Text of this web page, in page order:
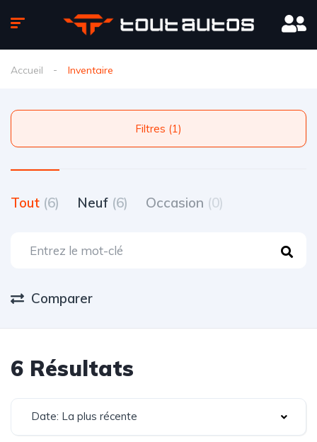
Accueil Inventaire
Filtres (1)
Tout (6) Neuf (6) Occasion (0)
Comparer
6 Résultats
Date: La plus récente